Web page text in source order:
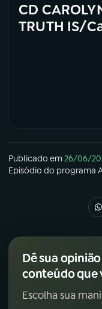
CD
TRUTH IS/
Publicado em26/06/
Episódio do programa
Dê sua
conteúdo que
Escolha sua